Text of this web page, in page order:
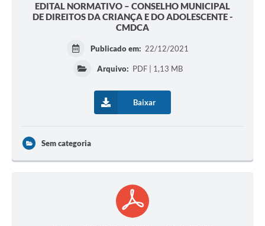
EDITAL NORMATIVO – CONSELHO MUNICIPAL
DE DIREITOS DA CRIANÇA E DO ADOLESCENTE -
CMDCA
Publicado em: 22/12/2021
Arquivo: PDF | 1,13 MB
Baixar
Sem categoria